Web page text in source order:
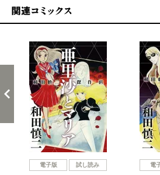
電子版 試し読み 電